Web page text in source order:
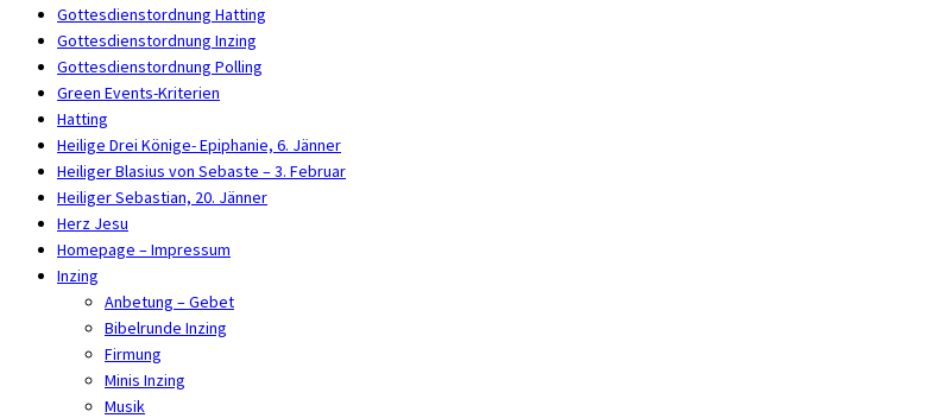
Gottesdienstordnung Hatting
Gottesdienstordnung Inzing
Gottesdienstordnung Polling
Green Events-Kriterien
Hatting
Heilige Drei Könige- Epiphanie, 6. Jänner
Heiliger Blasius von Sebaste – 3. Februar
Heiliger Sebastian, 20. Jänner
Herz Jesu
Homepage – Impressum
Inzing
Anbetung – Gebet
Bibelrunde Inzing
Firmung
Minis Inzing
Musik